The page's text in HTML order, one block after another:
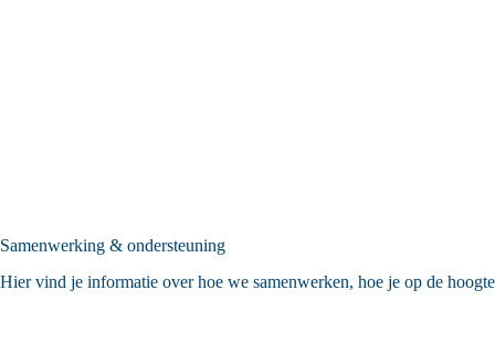
Samenwerking & ondersteuning
Hier vind je informatie over hoe we samenwerken, hoe je op de